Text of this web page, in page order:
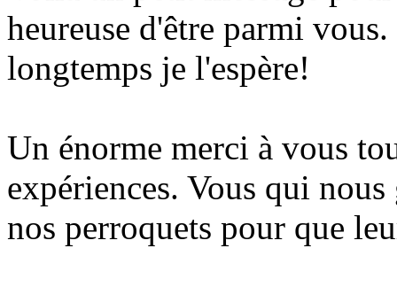
heureuse d'être parmi
longtemps je l'espère!
Un énorme merci à vous
expériences. Vous qui
nos perroquets pour que